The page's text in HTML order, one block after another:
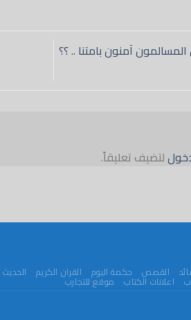
برومو 6 – هل المسالمون آمنون بامتنا .. ؟؟
لتضيف تعليقاً.
القصص حكمة اليوم القران الكريم
اعلانات الكتاب موقع للتجارب